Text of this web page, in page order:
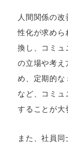
人間関係の
性化が求めら
換し、コミュ
の立場や考え
め、定期的な
など、コミュ
することが大
また、社員